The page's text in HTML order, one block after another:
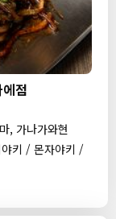
점
, 가나가와현
키 / 몬자야키 /